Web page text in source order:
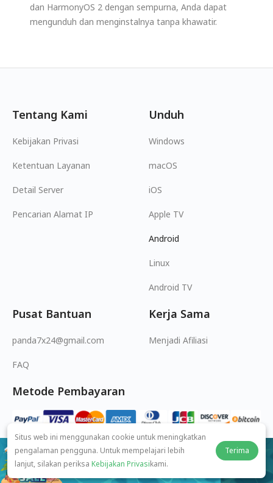
dan HarmonyOS 2 dengan sempurna, Anda dapat
mengunduh dan menginstalnya tanpa khawatir.
$2.49/bulan
83% OFF
Tentang Kami
Kebijakan Privasi
Ketentuan Layanan
Detail Server
Pencarian Alamat IP
Unduh
Windows
macOS
iOS
Apple TV
Android
Linux
Android TV
Pusat Bantuan
panda7x24@gmail.com
FAQ
Kerja Sama
Menjadi Afiliasi
Metode Pembayaran
© 2026 MOPUBI LIMITED. All rights reserved.
Situs web ini menggunakan cookie untuk meningkatkan
pengalaman pengguna. Untuk mempelajari lebih
lanjut, silakan periksa Kebijakan Privasikami.
Terima